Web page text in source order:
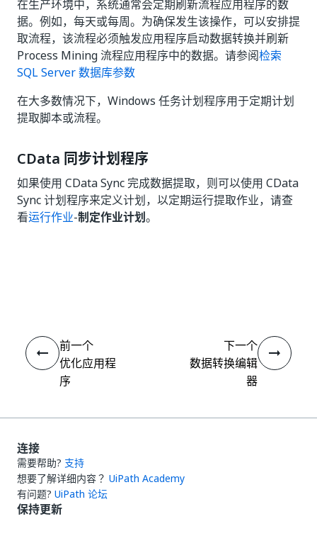
在生产环境中，系统通常会定期刷新流程应用程序的数
据。例如，每天或每周。为确保发生该操作，可以安排提
取流程，该流程必须触发应用程序启动数据转换并刷新
Process Mining 流程应用程序中的数据。请参阅检索
SQL Server 数据库参数
在大多数情况下，Windows 任务计划程序用于定期计划
提取脚本或流程。
CData 同步计划程序
如果使用 CData Sync 完成数据提取，则可以使用 CData
Sync 计划程序来定义计划，以定期运行提取作业，请查
看运行作业-制定作业计划。
前一个
优化应用程
序
下一个
数据转换编辑
器
连接
需要帮助? 支持
想要了解详细内容？ UiPath Academy
有问题? UiPath 论坛
保持更新